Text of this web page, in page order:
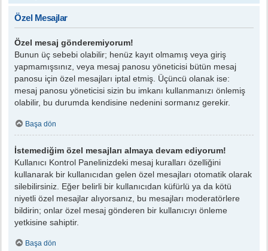
Özel Mesajlar
Özel mesaj gönderemiyorum!
Bunun üç sebebi olabilir; henüz kayıt olmamış veya giriş
yapmamışsınız, veya mesaj panosu yöneticisi bütün mesaj
panosu için özel mesajları iptal etmiş. Üçüncü olanak ise:
mesaj panosu yöneticisi sizin bu imkanı kullanmanızı önlemiş
olabilir, bu durumda kendisine nedenini sormanız gerekir.
Başa dön
İstemediğim özel mesajları almaya devam ediyorum!
Kullanıcı Kontrol Panelinizdeki mesaj kuralları özelliğini
kullanarak bir kullanıcıdan gelen özel mesajları otomatik olarak
silebilirsiniz. Eğer belirli bir kullanıcıdan küfürlü ya da kötü
niyetli özel mesajlar alıyorsanız, bu mesajları moderatörlere
bildirin; onlar özel mesaj gönderen bir kullanıcıyı önleme
yetkisine sahiptir.
Başa dön